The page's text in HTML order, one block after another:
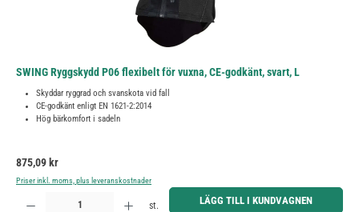
SWING Ryggskydd P06 flexibelt för vuxna, CE-godkänt, svart, L
Skyddar ryggrad och svanskota vid fall
CE-godkänt enligt EN 1621-2:2014
Hög bärkomfort i sadeln
Ordinarie pris:
875,09 kr
Priser inkl. moms, plus leveranskostnader
Produktkvantitet: Ange önskat belopp eller använd knapparna för att öka eller minska kvantiteten.
st. LÄGG TILL I KUNDVAGNEN